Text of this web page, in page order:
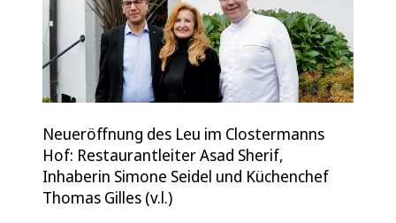
Neueröffnung des Leu im Clostermanns
Hof: Restaurantleiter Asad Sherif,
Inhaberin Simone Seidel und Küchenchef
Thomas Gilles (v.l.)